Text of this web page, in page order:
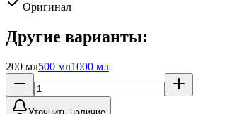
Оригинал
Другие варианты:
200 мл500 мл1000 мл